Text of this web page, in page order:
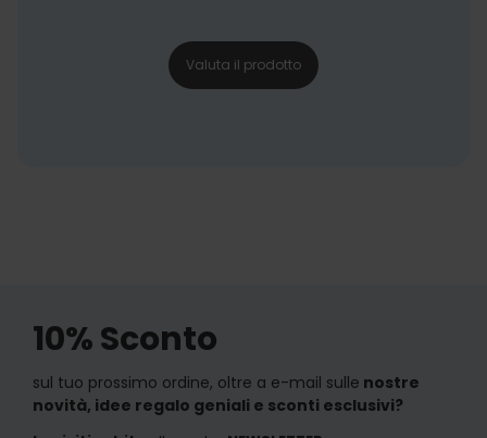
Valuta il prodotto
10% Sconto
sul tuo prossimo ordine, oltre a e-mail sulle nostre
novità, idee regalo geniali e sconti esclusivi?